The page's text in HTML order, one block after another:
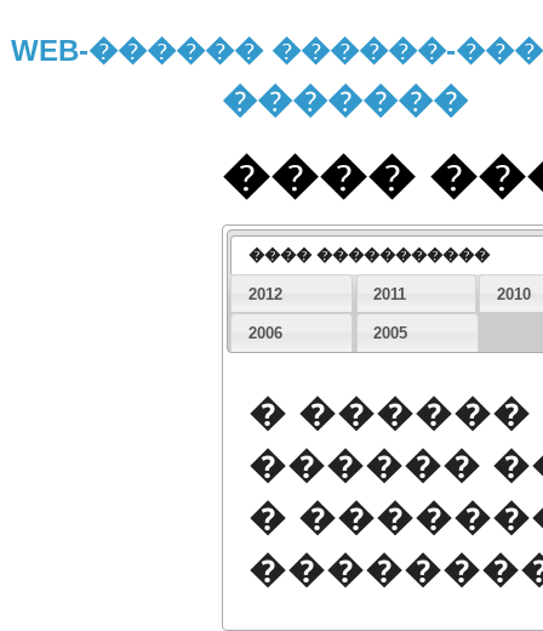
WEB-������ ������-
�������
����
���� �����������
2012 2011 2010
2006 2005
�
������
�